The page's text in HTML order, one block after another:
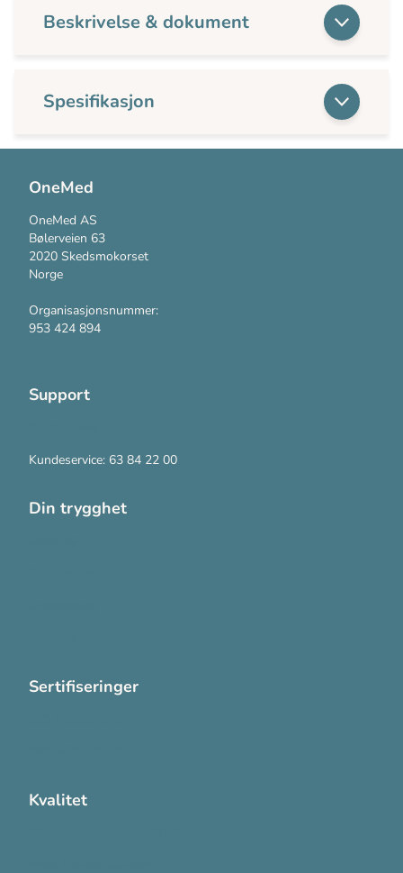
Beskrivelse & dokument
Spesifikasjon
OneMed
OneMed AS
Bølerveien 63
2020 Skedsmokorset
Norge
Organisasjonsnummer:
953 424 894
Support
Kundeservice: 63 84 22 00
Din trygghet
Sertifiseringer
Kvalitet